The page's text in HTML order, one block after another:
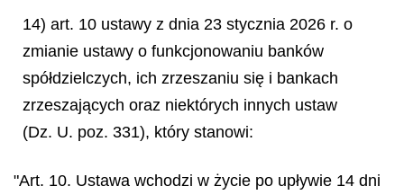
14) art. 10 ustawy z dnia 23 stycznia 2026 r. o
zmianie ustawy o funkcjonowaniu banków
spółdzielczych, ich zrzeszaniu się i bankach
zrzeszających oraz niektórych innych ustaw
(Dz. U. poz. 331), który stanowi:
"Art. 10. Ustawa wchodzi w życie po upływie 14 dni